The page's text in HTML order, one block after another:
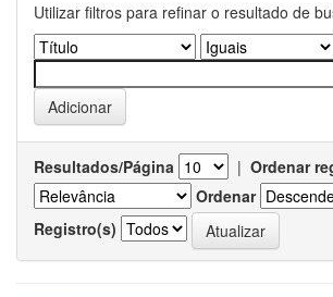
Utilizar filtros para refinar o resultado de
Resultados/Página | Ordenar
Ordenar
Registro(s)